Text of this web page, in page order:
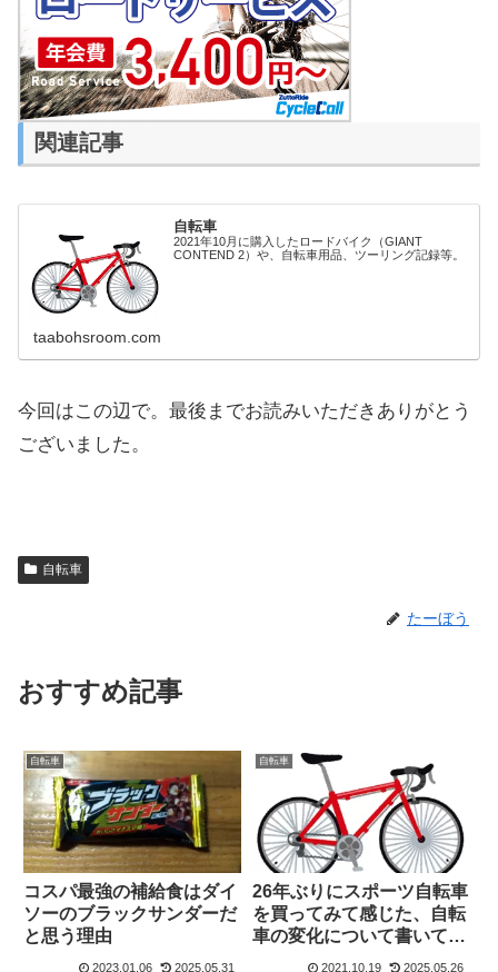
関連記事
自転車
2021年10月に購入したロードバイク（GIANT
CONTEND 2）や、自転車用品、ツーリング記録等。
taabohsroom.com
今回はこの辺で。最後までお読みいただきありがとう
ございました。
自転車
たーぼう
おすすめ記事
自転車
コスパ最強の補給食はダイ
ソーのブラックサンダーだ
と思う理由
2023.01.06 2025.05.31
自転車
26年ぶりにスポーツ自転車
を買ってみて感じた、自転
車の変化について書いてみ
2021.10.19 2025.05.26